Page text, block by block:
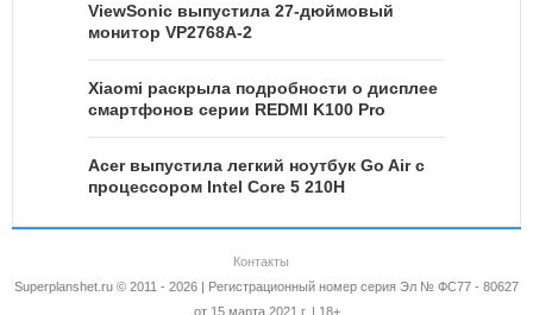
ViewSonic выпустила 27-дюймовый
монитор VP2768A-2
Xiaomi раскрыла подробности о дисплее
смартфонов серии REDMI K100 Pro
Acer выпустила легкий ноутбук Go Air c
процессором Intel Core 5 210H
Контакты
Superplanshet.ru © 2011 - 2026 | Регистрационный номер серия Эл № ФС77 - 80627
от 15 марта 2021 г. | 18+